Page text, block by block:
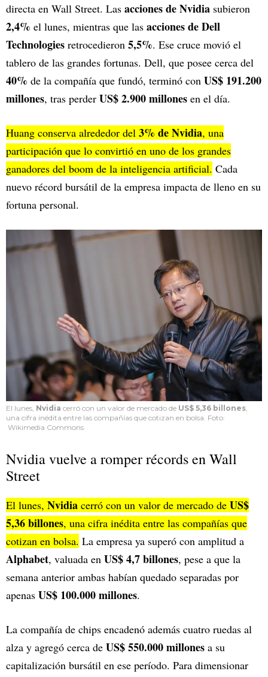
directa en Wall Street. Las acciones de Nvidia subieron
2,4% el lunes, mientras que las acciones de Dell
Technologies retrocedieron 5,5%. Ese cruce movió el
tablero de las grandes fortunas. Dell, que posee cerca del
40% de la compañía que fundó, terminó con US$ 191.200
millones, tras perder US$ 2.900 millones en el día.
Huang conserva alrededor del 3% de Nvidia, una
participación que lo convirtió en uno de los grandes
ganadores del boom de la inteligencia artificial. Cada
nuevo récord bursátil de la empresa impacta de lleno en su
fortuna personal.
El lunes, Nvidia cerró con un valor de mercado de US$ 5,36 billones
una cifra inédita entre las compañías que cotizan en bolsa. Foto:
Wikimedia Commons
Nvidia vuelve a romper récords en Wall
Street
El lunes, Nvidia cerró con un valor de mercado de US$
5,36 billones, una cifra inédita entre las compañías que
cotizan en bolsa. La empresa ya superó con amplitud a
Alphabet, valuada en US$ 4,7 billones, pese a que la
semana anterior ambas habían quedado separadas por
apenas US$ 100.000 millones.
La compañía de chips encadenó además cuatro ruedas al
alza y agregó cerca de US$ 550.000 millones a su
capitalización bursátil en ese período. Para dimensionar